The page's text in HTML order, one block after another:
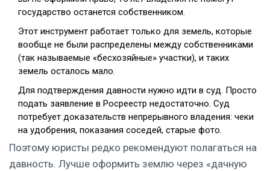
государство останется собственником.
Этот инструмент работает только для земель, которые
вообще не были распределены между собственниками
(так называемые «бесхозяйные» участки), и таких
земель осталось мало.
Для подтверждения давности нужно идти в суд. Просто
подать заявление в Росреестр недостаточно. Суд
потребует доказательств непрерывного владения: чеки
на удобрения, показания соседей, старые фото.
Поэтому юристы редко рекомендуют полагаться на
давность. Лучше оформить землю через «дачную